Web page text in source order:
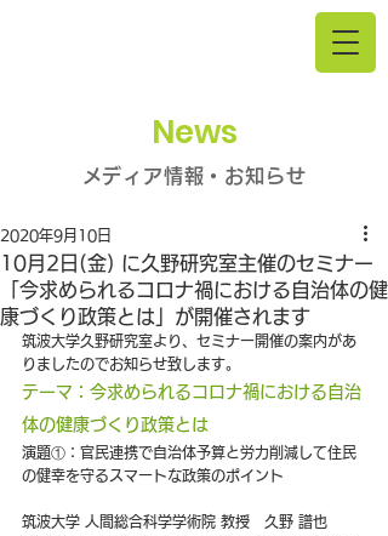
News
メディア情報・お知らせ
10月2日(金) に久野研究室主催のセミナー
「今求められるコロナ禍における自治体の健
康づくり政策とは」が開催されます
2020年9月10日
筑波大学久野研究室より、セミナー開催の案内があ
りましたのでお知らせ致します。
テーマ：今求められるコロナ禍における自治
体の健康づくり政策とは
演題①：官民連携で自治体予算と労力削減して住民
の健幸を守るスマートな政策のポイント
筑波大学 人間総合科学学術院 教授　久野 譜也